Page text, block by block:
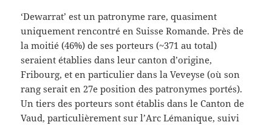
‘Dewarrat’ est un patronyme rare, quasiment
uniquement rencontré en Suisse Romande. Près de
la moitié (46%) de ses porteurs (~371 au total)
seraient établies dans leur canton d’origine,
Fribourg, et en particulier dans la Veveyse (où son
rang serait en 27e position des patronymes portés).
Un tiers des porteurs sont établis dans le Canton de
Vaud, particulièrement sur l’Arc Lémanique, suivi